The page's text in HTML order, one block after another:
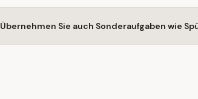
Übernehmen Sie auch Sonderaufgaben wie